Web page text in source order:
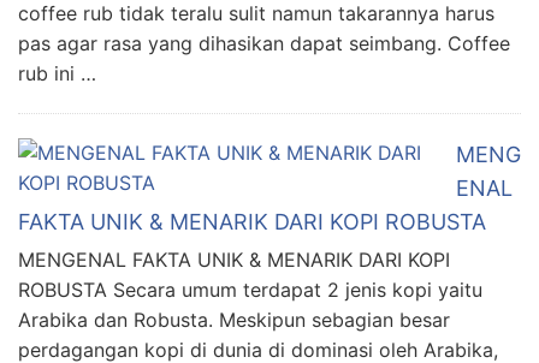
coffee rub tidak teralu sulit namun takarannya harus
pas agar rasa yang dihasikan dapat seimbang. Coffee
rub ini …
MENG
ENAL
FAKTA UNIK & MENARIK DARI KOPI ROBUSTA
MENGENAL FAKTA UNIK & MENARIK DARI KOPI
ROBUSTA Secara umum terdapat 2 jenis kopi yaitu
Arabika dan Robusta. Meskipun sebagian besar
perdagangan kopi di dunia di dominasi oleh Arabika,